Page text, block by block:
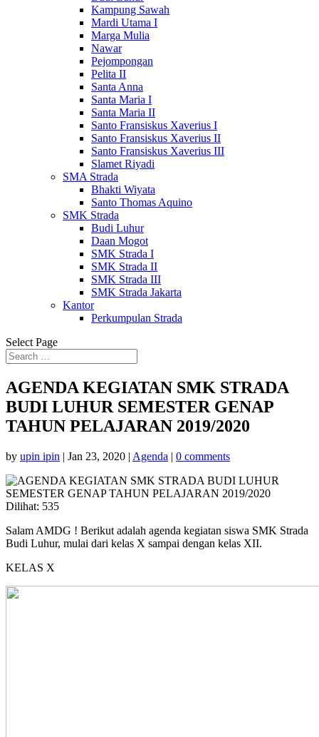
Kampung Sawah
Mardi Utama I
Marga Mulia
Nawar
Pejompongan
Pelita II
Santa Anna
Santa Maria I
Santa Maria II
Santo Fransiskus Xaverius I
Santo Fransiskus Xaverius II
Santo Fransiskus Xaverius III
Slamet Riyadi
SMA Strada
Bhakti Wiyata
Santo Thomas Aquino
SMK Strada
Budi Luhur
Daan Mogot
SMK Strada I
SMK Strada II
SMK Strada III
SMK Strada Jakarta
Kantor
Perkumpulan Strada
Select Page
AGENDA KEGIATAN SMK STRADA
BUDI LUHUR SEMESTER GENAP
TAHUN PELAJARAN 2019/2020
by upin ipin | Jan 23, 2020 | Agenda | 0 comments
Dilihat: 535
Salam AMDG ! Berikut adalah agenda kegiatan siswa SMK Strada
Budi Luhur, mulai dari kelas X sampai dengan kelas XII.
KELAS X